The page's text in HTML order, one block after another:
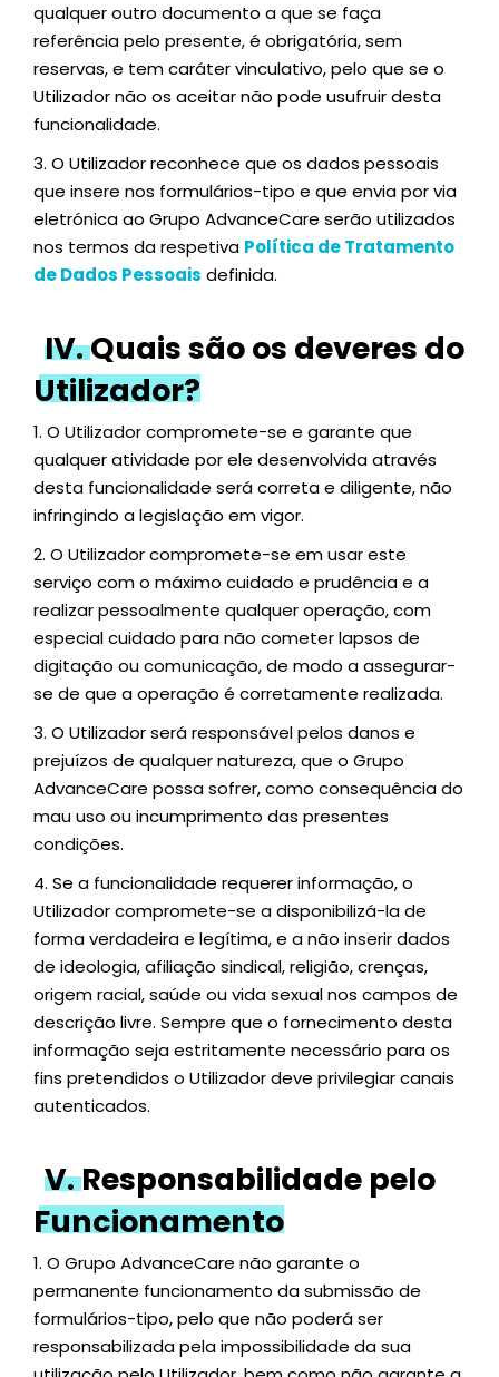
qualquer outro documento a que se faça
referência pelo presente, é obrigatória, sem
reservas, e tem caráter vinculativo, pelo que se o
Utilizador não os aceitar não pode usufruir desta
funcionalidade.
3. O Utilizador reconhece que os dados pessoais
que insere nos formulários-tipo e que envia por via
eletrónica ao Grupo AdvanceCare serão utilizados
nos termos da respetiva Política de Tratamento
de Dados Pessoais definida.
IV.Quais são os deveres do
Utilizador?
1. O Utilizador compromete-se e garante que
qualquer atividade por ele desenvolvida através
desta funcionalidade será correta e diligente, não
infringindo a legislação em vigor.
2. O Utilizador compromete-se em usar este
serviço com o máximo cuidado e prudência e a
realizar pessoalmente qualquer operação, com
especial cuidado para não cometer lapsos de
digitação ou comunicação, de modo a assegurar-
se de que a operação é corretamente realizada.
3. O Utilizador será responsável pelos danos e
prejuízos de qualquer natureza, que o Grupo
AdvanceCare possa sofrer, como consequência do
mau uso ou incumprimento das presentes
condições.
4. Se a funcionalidade requerer informação, o
Utilizador compromete-se a disponibilizá-la de
forma verdadeira e legítima, e a não inserir dados
de ideologia, afiliação sindical, religião, crenças,
origem racial, saúde ou vida sexual nos campos de
descrição livre. Sempre que o fornecimento desta
informação seja estritamente necessário para os
fins pretendidos o Utilizador deve privilegiar canais
autenticados.
V.Responsabilidade pelo
Funcionamento
1. O Grupo AdvanceCare não garante o
permanente funcionamento da submissão de
formulários-tipo, pelo que não poderá ser
responsabilizada pela impossibilidade da sua